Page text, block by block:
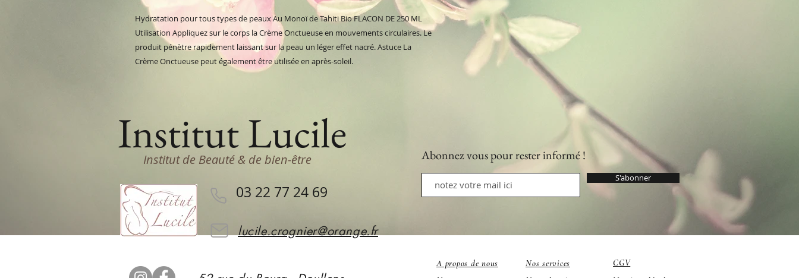
Hydratation pour tous types de peaux Au Monoï de Tahiti Bio FLACON DE 250 ML
Utilisation Appliquez sur le corps la Crème Onctueuse en mouvements circulaires. Le
produit pénètre rapidement laissant sur la peau un léger effet nacré. Astuce La
Crème Onctueuse peut également être utilisée en après-soleil.
Abonnez vouspour rester informé !
S'abonner
03 22 77 24 69
lucile.crognier@orange.fr
Institut Lucile
Institut de Beauté & de bien-être
A propos de nous
Nos services
CGV